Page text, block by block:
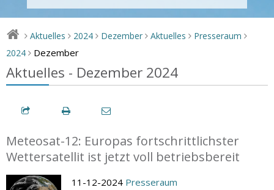
> Aktuelles > 2024 > Dezember > Aktuelles > Presseraum >
2024 > Dezember
Aktuelles - Dezember 2024
Meteosat-12: Europas fortschrittlichster
Wettersatellit ist jetzt voll betriebsbereit
11-12-2024 Presseraum